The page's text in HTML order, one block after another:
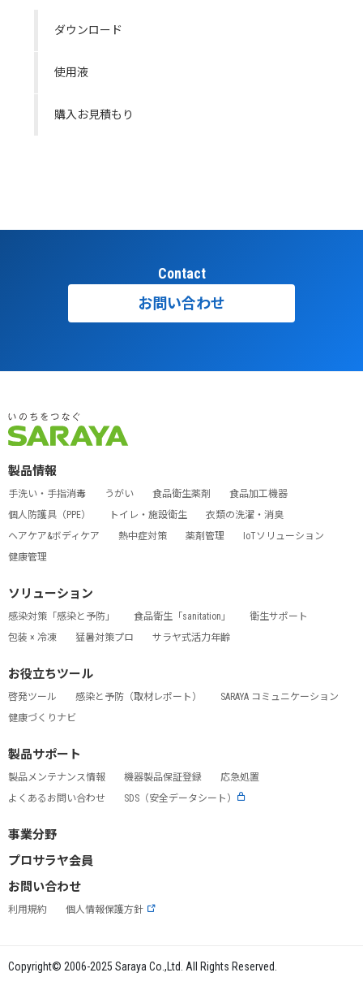
ダウンロード
使用液
購入お見積もり
Contact
お問い合わせ
製品情報
手洗い・手指消毒 うがい 食品衛生薬剤
食品加工機器
個人防護具（PPE）
トイレ・施設衛生
衣類の洗濯・消臭
ヘアケア&ボディケア
熱中症対策 薬剤管理
IoTソリューション
健康管理
ソリューション
感染対策「感染と予防」 食品衛生「sanitation」
衛生サポート
包装 × 冷凍
猛暑対策プロ サラヤ式活力年齢
お役立ちツール
啓発ツール 感染と予防（取材レポート）
SARAYA コミュニケーション
健康づくりナビ
製品サポート
製品メンテナンス情報 機器製品保証登録
応急処置
よくあるお問い合わせ
SDS（安全データシート）
事業分野
プロサラヤ会員
お問い合わせ
利用規約 個人情報保護方針
Copyright© 2006-2025 Saraya Co.,Ltd. All Rights Reserved.